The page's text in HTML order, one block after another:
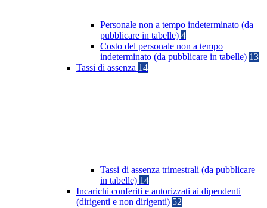
Personale non a tempo indeterminato (da
pubblicare in tabelle) 4
Costo del personale non a tempo
indeterminato (da pubblicare in tabelle) 13
Tassi di assenza 14
Tassi di assenza trimestrali (da pubblicare
in tabelle) 14
Incarichi conferiti e autorizzati ai dipendenti
(dirigenti e non dirigenti) 52